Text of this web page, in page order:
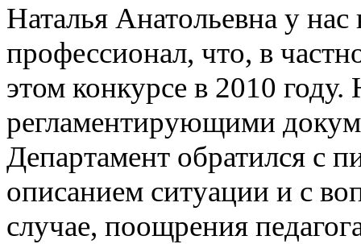
Наталья Анатольевна у
профессионал, что, в
этом конкурсе в 2010
регламентирующими
Департамент обратился с
описанием ситуации и с
случае, поощрения